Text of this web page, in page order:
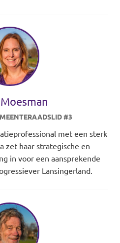
#3
met een sterk
zet haar strategische en
in voor een aansprekende
Lansingerland.